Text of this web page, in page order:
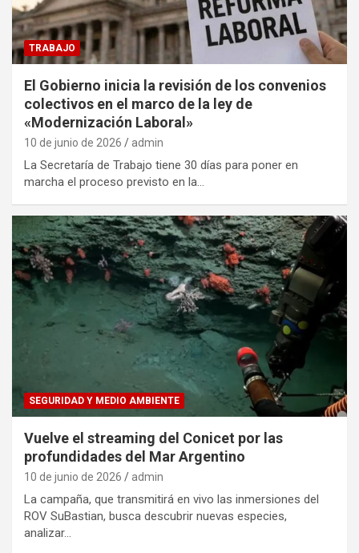
TRABAJO
El Gobierno inicia la revisión de los convenios
colectivos en el marco de la ley de
«Modernización Laboral»
10 de junio de 2026 admin
La Secretaría de Trabajo tiene 30 días para poner en
marcha el proceso previsto en la…
SEGURIDAD Y MEDIO AMBIENTE
Vuelve el streaming del Conicet por las
profundidades del Mar Argentino
10 de junio de 2026 admin
La campaña, que transmitirá en vivo las inmersiones del
ROV SuBastian, busca descubrir nuevas especies,
analizar…